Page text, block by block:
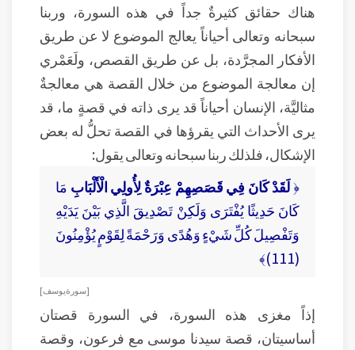
هناك حقائق كثيرةٌ جداً في هذه السورة، وربنا
سبحانه وتعالى أحياناً يعالج الموضوع لا عن طريق
الأفكار المجرَّدة، بل عن طريق القصص، ولَعَمْري
إن معالجة الموضوع من خلال القصة هي معالجةٌ
مثاليَّة، الإنسان أحياناً قد يرى ذاته في قصةٍ ما، قد
يرى الأحداث التي يقرؤها في القصة تحلُّ له بعض
الإشكال، فلذلك ربنا سبحانه وتعالى يقول:
﴿لَقَدْ كَانَ فِي قَصَصِهِمْ عِبْرَةٌ لِأُولِي الْأَلْبَابِ مَا
كَانَ حَدِيثًا يُفْتَرَى وَلَكِنْ تَصْدِيقَ الَّذِي بَيْنَ يَدَيْهِ
وَتَفْصِيلَ كُلِّ شَيْءٍ وَهُدًى وَرَحْمَةً لِقَوْمٍ يُؤْمِنُونَ
(111)﴾
[ سورة يوسف ]
إذاً مغزى هذه السورة، في السورة قصتان
أساسيتان، قصة سيدنا موسى مع فرعون، وقصة